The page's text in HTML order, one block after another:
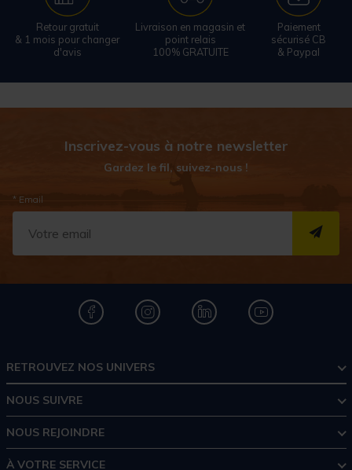
Retour gratuit
& 1 mois pour changer
d'avis
Livraison en magasin et
point relais
100% GRATUITE
Paiement
sécurisé CB
& Paypal
Inscrivez-vous à notre newsletter
Gardez le fil, suivez-nous !
* Email
RETROUVEZ NOS UNIVERS
NOUS SUIVRE
NOUS REJOINDRE
À VOTRE SERVICE